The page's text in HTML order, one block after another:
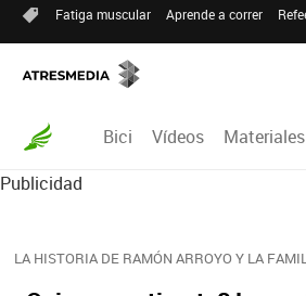
Fatiga muscular Aprende a correr
Bici Vídeos Materiales
Publicidad
LA HISTORIA DE RAMÓN ARROYO Y LA